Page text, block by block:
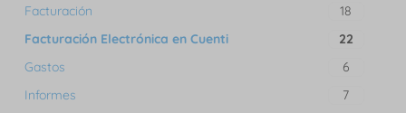
Facturación
18
Facturación Electrónica en Cuenti
22
Gastos
6
Informes
7